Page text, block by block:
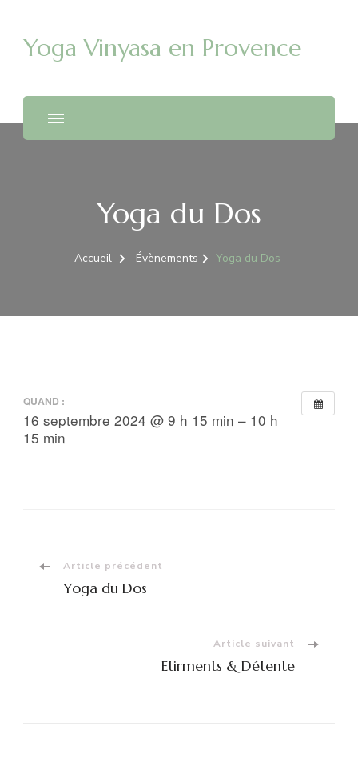
Yoga Vinyasa en Provence
Yoga du Dos
Accueil Évènements Yoga du Dos
QUAND :
16 septembre 2024 @ 9 h 15 min – 10 h
15 min
Navigation
Article précédent
Yoga du Dos
Article suivant
Etirments & Détente